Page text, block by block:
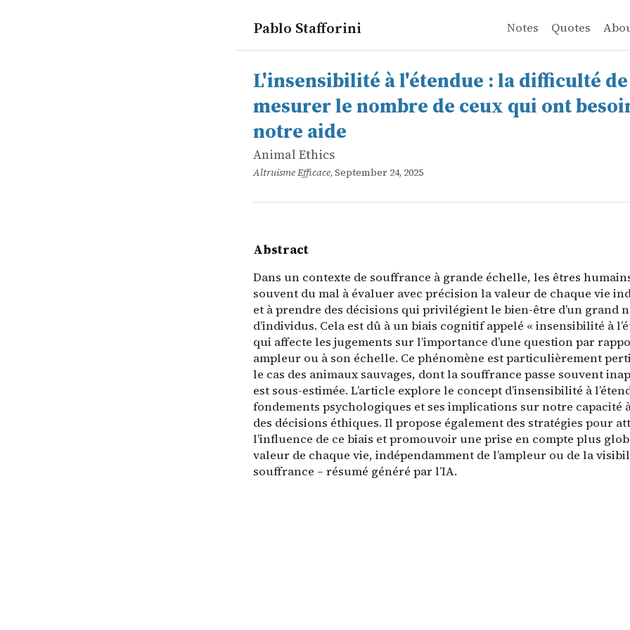
Pablo Stafforini Notes Quotes
works
Animal Ethics
L'insensibilité à l'étendue : la difficulté de bien mesurer le nombre
online
Dans un contexte de souffrance à grande échelle, les êtres
L'insensibilité à l'étendue : la difficulté
mesurer le nombre de ceux qui ont
notre aide
Animal Ethics
Altruisme Efficace, September 24, 2025
Abstract
Dans un contexte de souffrance à grande échelle, les êtres
souvent du mal à évaluer avec précision la valeur de chaque vie
et à prendre des décisions qui privilégient le bien-être d’un grand
d’individus. Cela est dû à un biais cognitif appelé « insensibilité à
qui affecte les jugements sur l’importance d’une question par
ampleur ou à son échelle. Ce phénomène est particulièrement
le cas des animaux sauvages, dont la souffrance passe souvent
est sous-estimée. L’article explore le concept d’insensibilité à
fondements psychologiques et ses implications sur notre capacité
des décisions éthiques. Il propose également des stratégies pour
l’influence de ce biais et promouvoir une prise en compte plus
valeur de chaque vie, indépendamment de l’ampleur ou de la
souffrance – résumé généré par l’IA.